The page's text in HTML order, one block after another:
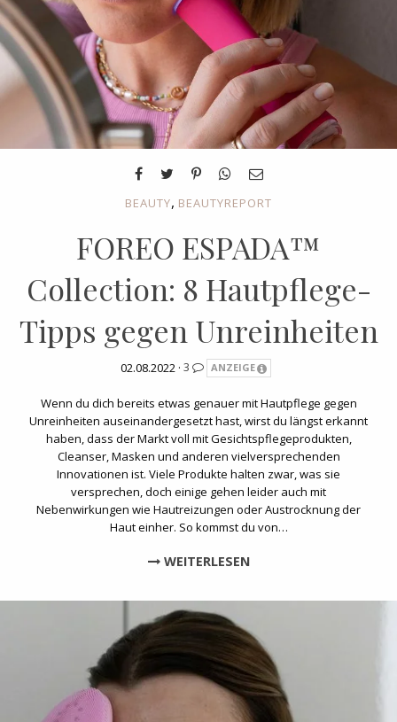
BEAUTY, BEAUTYREPORT
FOREO ESPADA™
Collection: 8 Hautpflege-
Tipps gegen Unreinheiten
02.08.2022 · 3 ANZEIGE
Wenn du dich bereits etwas genauer mit Hautpflege gegen
Unreinheiten auseinandergesetzt hast, wirst du längst erkannt
haben, dass der Markt voll mit Gesichtspflegeprodukten,
Cleanser, Masken und anderen vielversprechenden
Innovationen ist. Viele Produkte halten zwar, was sie
versprechen, doch einige gehen leider auch mit
Nebenwirkungen wie Hautreizungen oder Austrocknung der
Haut einher. So kommst du von…
WEITERLESEN